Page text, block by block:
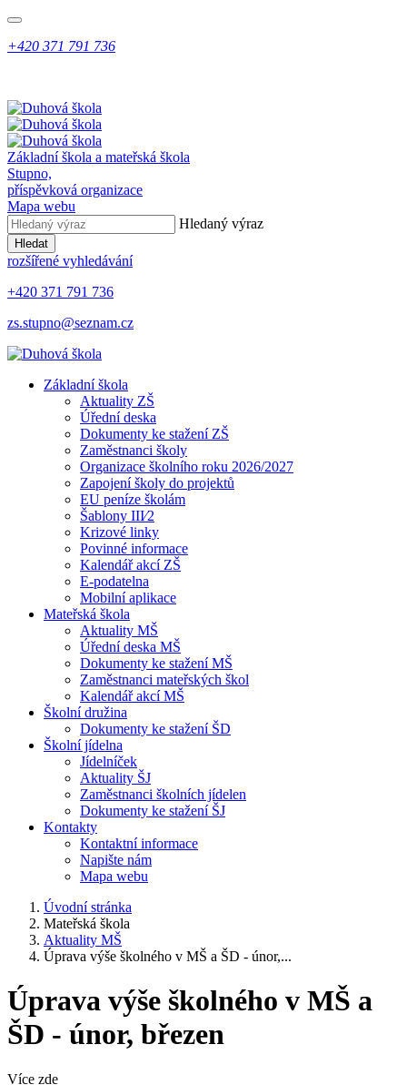
+420 371 791 736
Základní škola a mateřská škola
Stupno,
příspěvková organizace
Mapa webu
Hledaný výraz
Hledat
rozšířené vyhledávání
+420 371 791 736
zs.stupno@seznam.cz
Základní škola
Aktuality ZŠ
Úřední deska
Dokumenty ke stažení ZŠ
Zaměstnanci školy
Organizace školního roku 2026/2027
Zapojení školy do projektů
EU peníze školám
Šablony III⁄2
Krizové linky
Povinné informace
Kalendář akcí ZŠ
E-podatelna
Mobilní aplikace
Mateřská škola
Aktuality MŠ
Úřední deska MŠ
Dokumenty ke stažení MŠ
Zaměstnanci mateřských škol
Kalendář akcí MŠ
Školní družina
Dokumenty ke stažení ŠD
Školní jídelna
Jídelníček
Aktuality ŠJ
Zaměstnanci školních jídelen
Dokumenty ke stažení ŠJ
Kontakty
Kontaktní informace
Napište nám
Mapa webu
Úvodní stránka
Mateřská škola
Aktuality MŠ
Úprava výše školného v MŠ a ŠD - únor,...
Úprava výše školného v MŠ a
ŠD - únor, březen
Více zde